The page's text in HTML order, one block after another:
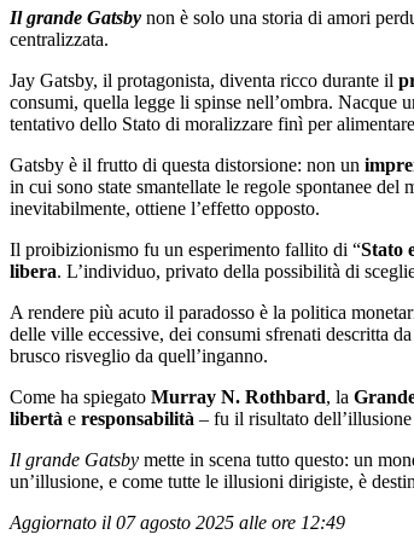
Il grande Gatsby non è solo una storia di amori
centralizzata.
Jay Gatsby, il protagonista, diventa ricco durante il
consumi, quella legge li spinse nell’ombra. Nacque
tentativo dello Stato di moralizzare finì per
Gatsby è il frutto di questa distorsione: non un
in cui sono state smantellate le regole spontanee
inevitabilmente, ottiene l’effetto opposto.
Il proibizionismo fu un esperimento fallito di “Stato
libera. L’individuo, privato della possibilità di
A rendere più acuto il paradosso è la politica
delle ville eccessive, dei consumi sfrenati descritta
brusco risveglio da quell’inganno.
Come ha spiegato Murray N. Rothbard, la
libertà e responsabilità – fu il risultato
Il grande Gatsby mette in scena tutto questo: un
un’illusione, e come tutte le illusioni dirigiste, è
Aggiornato il 07 agosto 2025 alle ore 12:49